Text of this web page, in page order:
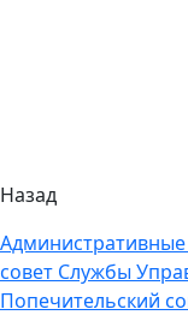
Назад
совет Службы
Попечительский